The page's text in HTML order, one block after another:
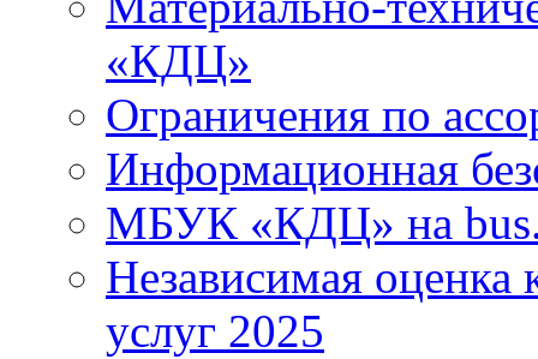
«КДЦ»
Ограничения по
Информационная
МБУК «КДЦ» на
Независимая оценка
услуг 2025